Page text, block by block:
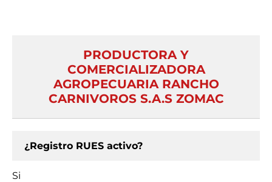
PRODUCTORA Y
COMERCIALIZADORA
AGROPECUARIA RANCHO
CARNIVOROS S.A.S ZOMAC
¿Registro RUES activo?
Si